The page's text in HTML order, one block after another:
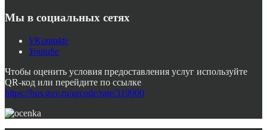
Мы в социальных сетях
VKontakte
Youtube
Чтобы оценить условия предоставления услуг используйте
QR-код или перейдите по ссылке
https://bus.gov.ru/qrcode/rate/319900